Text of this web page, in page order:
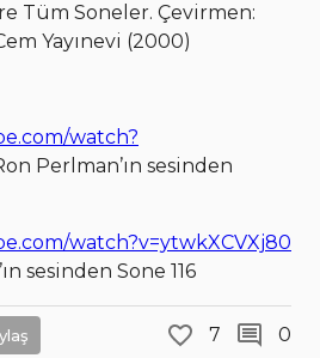
Tüm Soneler. Çevirmen:
Yayınevi (2000)
watch?
Perlman’ın sesinden
watch?v=ytwkXCVXj80
sesinden Sone 116
7 0